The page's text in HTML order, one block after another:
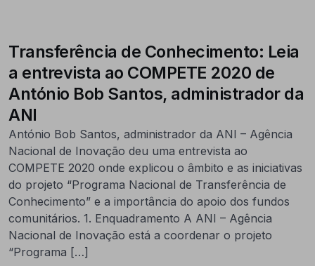
Transferência de Conhecimento: Leia
a entrevista ao COMPETE 2020 de
António Bob Santos, administrador da
ANI
António Bob Santos, administrador da ANI – Agência
Nacional de Inovação deu uma entrevista ao
COMPETE 2020 onde explicou o âmbito e as iniciativas
do projeto “Programa Nacional de Transferência de
Conhecimento” e a importância do apoio dos fundos
comunitários. 1. Enquadramento A ANI – Agência
Nacional de Inovação está a coordenar o projeto
“Programa […]